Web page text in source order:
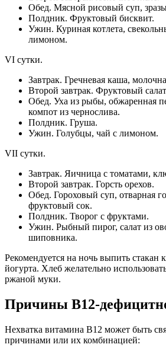
Обед. Мясной рисовый суп,
Полдник. Фруктовый бисквит.
Ужин. Куриная котлета,
лимоном.
VI сутки.
Завтрак. Гречневая каша,
Второй завтрак. Фруктовый
Обед. Уха из рыбы, обжаренная
компот из чернослива.
Полдник. Груша.
Ужин. Голубцы, чай с лимоном.
VII сутки.
Завтрак. Яичница с томатами,
Второй завтрак. Горсть орехов.
Обед. Гороховый суп, отварная
фруктовый сок.
Полдник. Творог с фруктами.
Ужин. Рыбный пирог, салат из
шиповника.
Рекомендуется на ночь выпить стакан
йогурта. Хлеб желательно
ржаной муки.
Причины В12-
Нехватка витамина В12 может быть
причинами или их комбинацией: